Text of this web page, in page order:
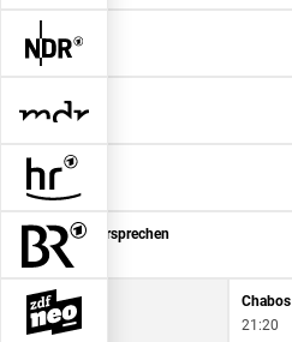
Das Versprechen
20:50
Suits
20:40
Chabos
21:20